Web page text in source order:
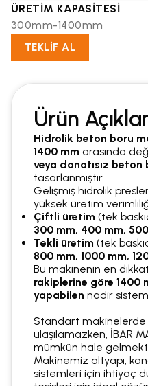
ÜRETİM KAPASİTESİ
300mm-1400mm
TEKLİF AL
Ürün
Hidrolik beton boru
1400 mm arasında
veya donatısız beton
tasarlanmıştır.
Gelişmiş hidrolik
yüksek üretim
Çiftli üretim (tek
300 mm, 400 mm,
Tekli üretim (tek
800 mm, 1000 mm,
Bu makinenin en
rakiplerine göre 1400
yapabilen nadir
Standart makinelerde
ulaşılamazken, İBAR
mümkün hale
Makinemiz altyapı,
sistemleri için ihtiyaç